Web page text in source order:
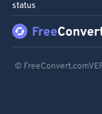
status
©